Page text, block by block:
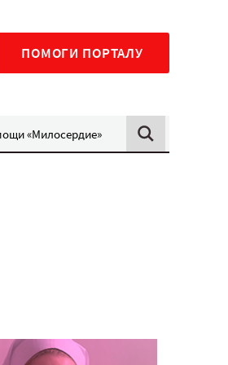
ПОМОГИ ПОРТАЛУ
«Милосердие»